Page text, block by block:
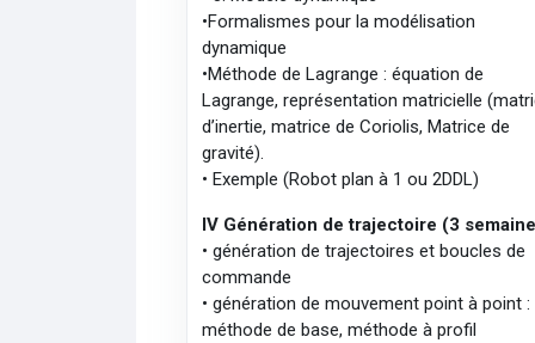
•Formalismes pour la modélisation
dynamique
•Méthode de Lagrange : équation de
Lagrange, représentation matricielle
d’inertie, matrice de Coriolis, Matrice de
gravité).
• Exemple (Robot plan à 1 ou 2DDL)
IV­ Génération de trajectoire (3
• génération de trajectoires et boucles de
commande
• génération de mouvement point à point :
méthode de base, méthode à profil